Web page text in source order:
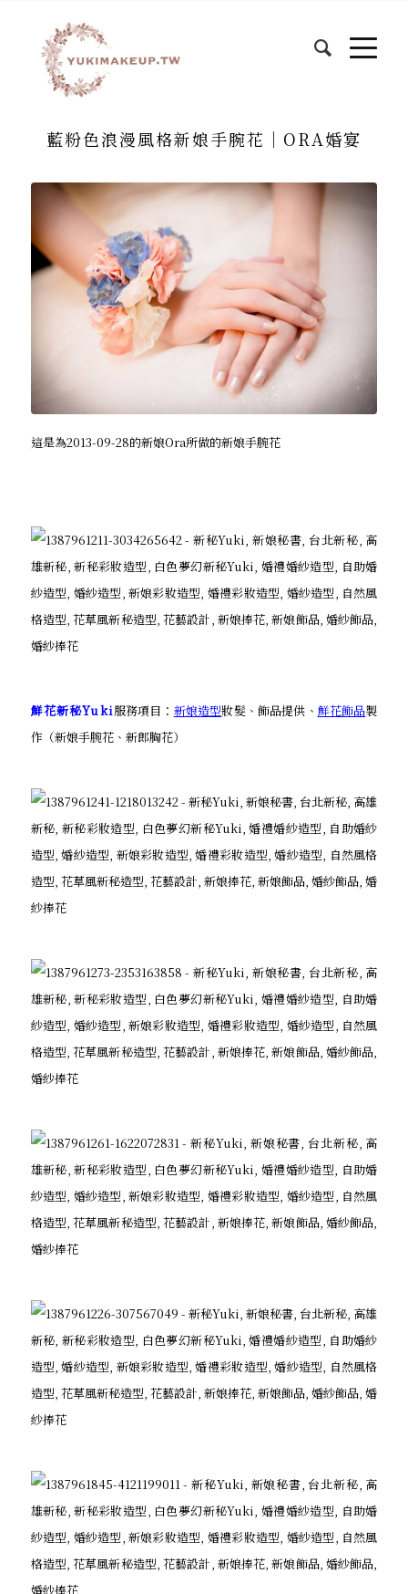
藍粉色浪漫風格新娘手腕花│ORA婚宴
這是為2013-09-28的新娘Ora所做的新娘手腕花
鮮花新秘Yuki服務項目： 新娘造型妝髮、飾品提供、 鮮花飾品製
作（新娘手腕花、新郎胸花）